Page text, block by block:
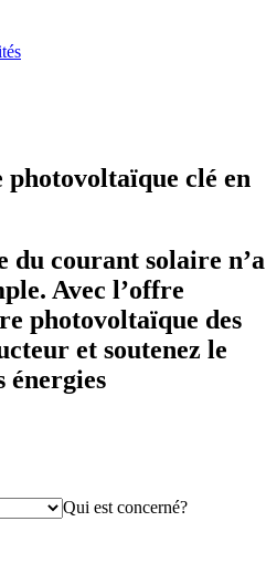
clé en
du courant solaire n’a
Avec l’offre
photovoltaïque des
et soutenez le
énergies
Qui est concerné?